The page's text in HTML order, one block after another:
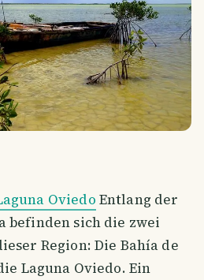
Oviedo Entlang der
befinden sich die zwei
Region: Die Bahía de
Laguna Oviedo. Ein